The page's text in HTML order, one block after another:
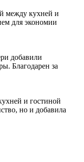
между кухней и
для экономии
добавили
Благодарен за
и гостиной
но и добавила